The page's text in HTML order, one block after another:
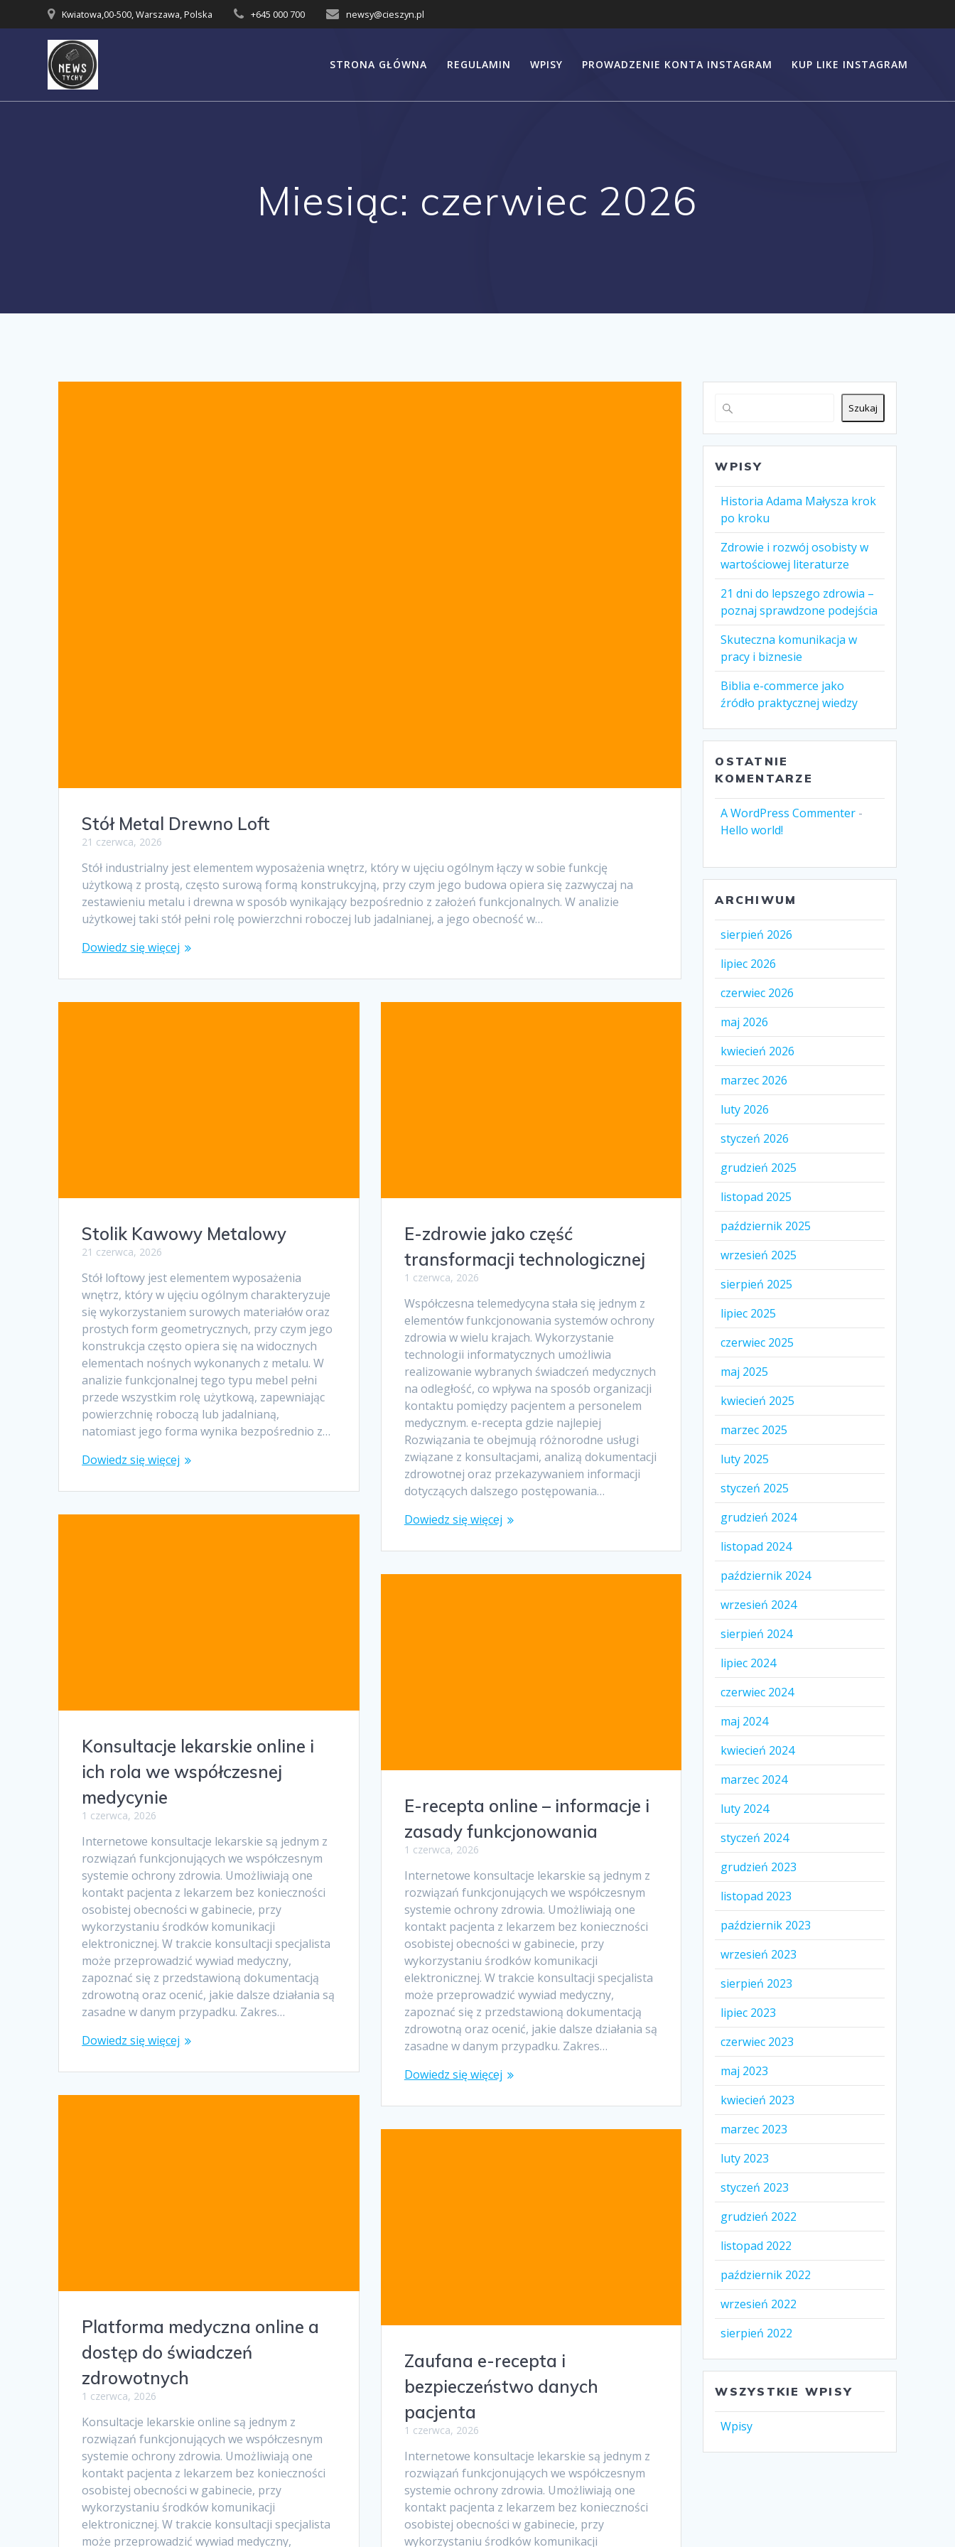
to
Kwiatowa,00-500, Warszawa, Polska +645 000 700 newsy@cieszyn.pl
STRONA GŁÓWNA REGULAMIN WPISY PROWADZENIE KONTA INSTAGRAM KUP LIKE INSTAGRAM
Miesiąc: czerwiec 2026
Stół Metal Drewno Loft
21 czerwca, 2026
Stół industrialny jest elementem wyposażenia wnętrz, który w ujęciu ogólnym łączy w sobie funkcję
użytkową z prostą, często surową formą konstrukcyjną, przy czym jego budowa opiera się zazwyczaj na
zestawieniu metalu i drewna w sposób wynikający bezpośrednio z założeń funkcjonalnych. W analizie
użytkowej taki stół pełni rolę powierzchni roboczej lub jadalnianej, a jego obecność w…
Dowiedz się więcej
Stolik Kawowy Metalowy
21 czerwca, 2026
Stół loftowy jest elementem wyposażenia
wnętrz, który w ujęciu ogólnym charakteryzuje
się wykorzystaniem surowych materiałów oraz
prostych form geometrycznych, przy czym jego
konstrukcja często opiera się na widocznych
elementach nośnych wykonanych z metalu. W
analizie funkcjonalnej tego typu mebel pełni
przede wszystkim rolę użytkową, zapewniając
powierzchnię roboczą lub jadalnianą,
natomiast jego forma wynika bezpośrednio z…
Dowiedz się więcej
E-zdrowie jako część
transformacji technologicznej
1 czerwca, 2026
Współczesna telemedycyna stała się jednym z
elementów funkcjonowania systemów ochrony
zdrowia w wielu krajach. Wykorzystanie
technologii informatycznych umożliwia
realizowanie wybranych świadczeń medycznych
na odległość, co wpływa na sposób organizacji
kontaktu pomiędzy pacjentem a personelem
medycznym. e-recepta gdzie najlepiej
Rozwiązania te obejmują różnorodne usługi
związane z konsultacjami, analizą dokumentacji
zdrowotnej oraz przekazywaniem informacji
dotyczących dalszego postępowania…
Dowiedz się więcej
Konsultacje lekarskie online i
ich rola we współczesnej
medycynie
1 czerwca, 2026
Internetowe konsultacje lekarskie są jednym z
rozwiązań funkcjonujących we współczesnym
systemie ochrony zdrowia. Umożliwiają one
kontakt pacjenta z lekarzem bez konieczności
osobistej obecności w gabinecie, przy
wykorzystaniu środków komunikacji
elektronicznej. W trakcie konsultacji specjalista
może przeprowadzić wywiad medyczny,
zapoznać się z przedstawioną dokumentacją
zdrowotną oraz ocenić, jakie dalsze działania są
zasadne w danym przypadku. Zakres…
Dowiedz się więcej
E-recepta online – informacje i
zasady funkcjonowania
1 czerwca, 2026
Internetowe konsultacje lekarskie są jednym z
rozwiązań funkcjonujących we współczesnym
systemie ochrony zdrowia. Umożliwiają one
kontakt pacjenta z lekarzem bez konieczności
osobistej obecności w gabinecie, przy
wykorzystaniu środków komunikacji
elektronicznej. W trakcie konsultacji specjalista
może przeprowadzić wywiad medyczny,
zapoznać się z przedstawioną dokumentacją
zdrowotną oraz ocenić, jakie dalsze działania są
zasadne w danym przypadku. Zakres…
Dowiedz się więcej
Platforma medyczna online a
dostęp do świadczeń
zdrowotnych
1 czerwca, 2026
Konsultacje lekarskie online są jednym z
rozwiązań funkcjonujących we współczesnym
systemie ochrony zdrowia. Umożliwiają one
kontakt pacjenta z lekarzem bez konieczności
osobistej obecności w gabinecie, przy
wykorzystaniu środków komunikacji
elektronicznej. W trakcie konsultacji specjalista
może przeprowadzić wywiad medyczny,
Zaufana e-recepta i
bezpieczeństwo danych
pacjenta
1 czerwca, 2026
Internetowe konsultacje lekarskie są jednym z
rozwiązań funkcjonujących we współczesnym
systemie ochrony zdrowia. Umożliwiają one
kontakt pacjenta z lekarzem bez konieczności
osobistej obecności w gabinecie, przy
wykorzystaniu środków komunikacji
Szukaj
WPISY
Historia Adama Małysza krok
po kroku
Zdrowie i rozwój osobisty w
wartościowej literaturze
21 dni do lepszego zdrowia –
poznaj sprawdzone podejścia
Skuteczna komunikacja w
pracy i biznesie
Biblia e-commerce jako
źródło praktycznej wiedzy
OSTATNIE
KOMENTARZE
A WordPress Commenter -
Hello world!
ARCHIWUM
sierpień 2026
lipiec 2026
czerwiec 2026
maj 2026
kwiecień 2026
marzec 2026
luty 2026
styczeń 2026
grudzień 2025
listopad 2025
październik 2025
wrzesień 2025
sierpień 2025
lipiec 2025
czerwiec 2025
maj 2025
kwiecień 2025
marzec 2025
luty 2025
styczeń 2025
grudzień 2024
listopad 2024
październik 2024
wrzesień 2024
sierpień 2024
lipiec 2024
czerwiec 2024
maj 2024
kwiecień 2024
marzec 2024
luty 2024
styczeń 2024
grudzień 2023
listopad 2023
październik 2023
wrzesień 2023
sierpień 2023
lipiec 2023
czerwiec 2023
maj 2023
kwiecień 2023
marzec 2023
luty 2023
styczeń 2023
grudzień 2022
listopad 2022
październik 2022
wrzesień 2022
sierpień 2022
WSZYSTKIE WPISY
Wpisy